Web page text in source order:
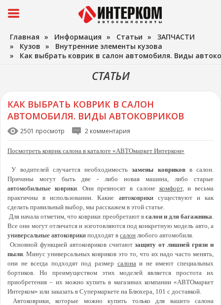
Главная » Информация » Статьи » ЗАПЧАСТИ
» Кузов » Внутренние элементы кузова
» Как выбрать коврик в салон автомобиля. Виды
СТАТЬИ
КАК ВЫБРАТЬ КОВРИК В САЛОН
АВТОМОБИЛЯ. ВИДЫ АВТОКОВРИКОВ
2501 просмотр 2 комментария
Посмотреть коврик салона в каталоге «АВТОмаркет Интерком»
У водителей случается необходимостьзамены ковриковв салон.
Причины могут быть две - либо новая машина, либо старые
автомобильные коврики. Они превносят в салоне комфорт, и весьма
практичны в использовании. Какие автоковрикисуществуют и как
сделать правильный выбор, мы расскажем в этой статье.
Для начала отметим, что коврики преобретают в салон и для багажника.
Все они могут отличатся и изготовляются под конкретную модель авто, а
универсальные автоковрики подходят в салон любого автомобиля.
Основной функцией автоковриков считаютзащиту от лишней грязи и
пыли. Минус универсальных ковриков это то, что их надо часто менять,
они не всегда подходят под размер салонаи не имеют специальных
бортиков. Но преимуществом этих моделей является простота их
приобретения – их можно купить в магазинах компании «АВТОмаркет
Интерком» или заказать в Супермаркете на Блюхера, 101 с доставкой.
Автоковрики, которые можно купить только для вашего салона